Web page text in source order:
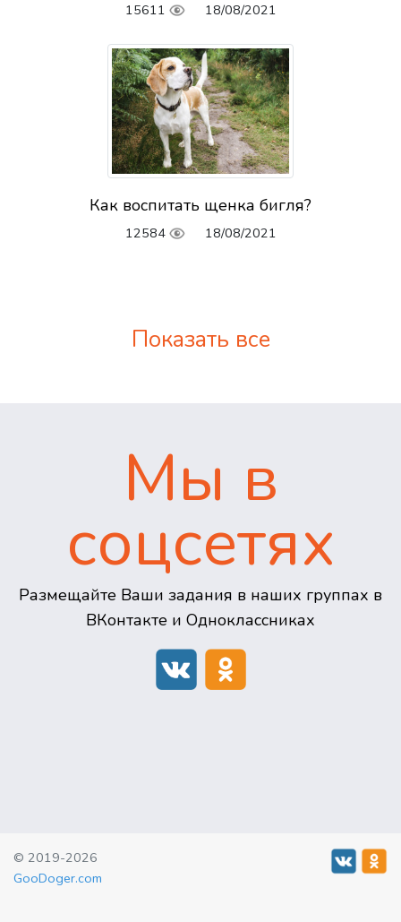
15611 18/08/2021
Как воспитать щенка бигля?
12584 18/08/2021
Показать все
Мы в
соцсетях
Размещайте Ваши задания в наших группах в
ВКонтакте и Одноклассниках
© 2019-2026
GooDoger.com